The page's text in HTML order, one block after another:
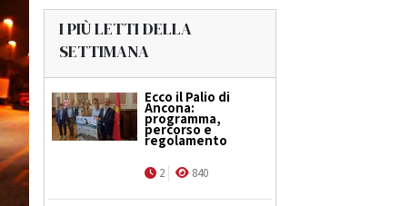
I PIÙ LETTI DELLA
SETTIMANA
Ecco il Palio di
Ancona:
programma,
percorso e
regolamento
2 840